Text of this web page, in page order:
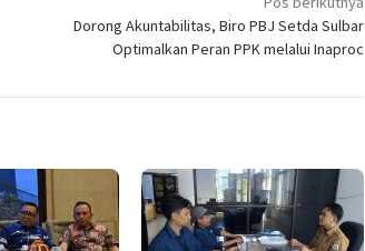
Dorong Akuntabilitas, Biro PBJ Setda Sulbar
Optimalkan Peran PPK melalui Inaproc